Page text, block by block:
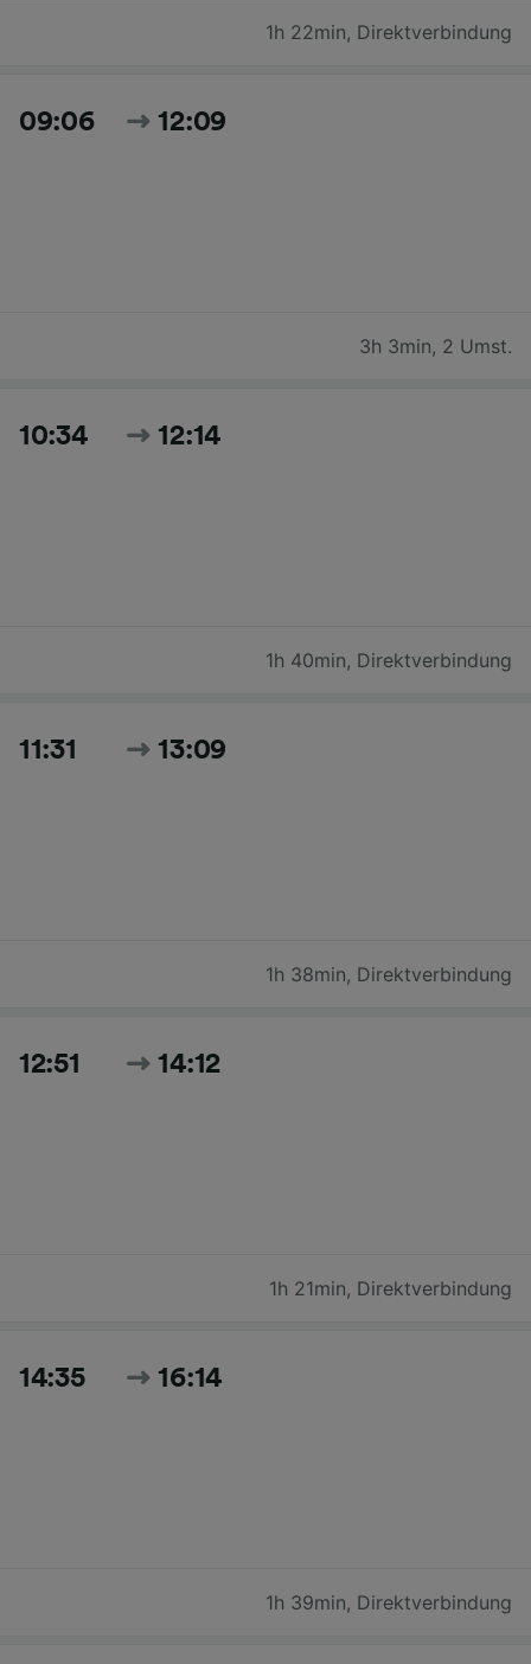
1h 22min, Direktverbindung
09:06 12:09
3h 3min, 2 Umst.
10:34 12:14
1h 40min, Direktverbindung
11:31 13:09
1h 38min, Direktverbindung
12:51 14:12
1h 21min, Direktverbindung
14:35 16:14
1h 39min, Direktverbindung